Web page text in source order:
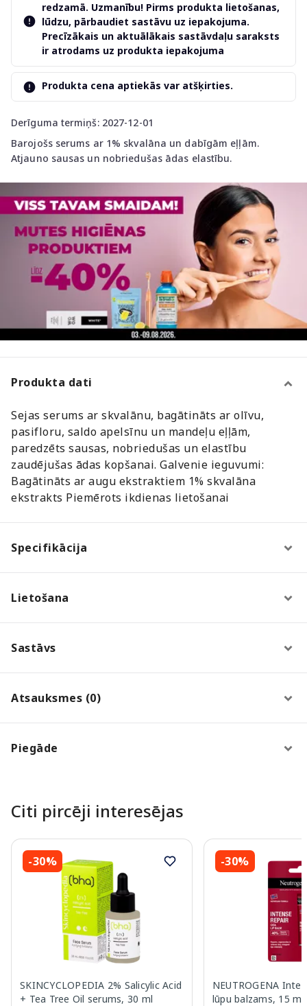
Derīguma termiņš: 2027-12-01
Barojošs serums ar 1% skvalāna un dabīgām eļļām.
Atjauno sausas un nobriedušas ādas elastību.
redzamā. Uzmanību! Pirms produkta lietošanas,
lūdzu, pārbaudiet sastāvu uz iepakojuma.
Precīzākais un aktuālākais sastāvdaļu saraksts
ir atrodams uz produkta iepakojuma
Produkta cena aptiekās var atšķirties.
Produkta dati
Sejas serums ar skvalānu, bagātināts ar olīvu,
pasifloru, saldo apelsīnu un mandeļu eļļām,
paredzēts sausas, nobriedušas un elastību
zaudējušas ādas kopšanai. Galvenie ieguvumi:
Bagātināts ar augu ekstraktiem 1% skvalāna
ekstrakts Piemērots ikdienas lietošanai
Specifikācija
Lietošana
Sastāvs
Atsauksmes (0)
Piegāde
Citi pircēji interesējas
-30%
SKINCYCLOPEDIA 2% Salicylic Acid
+ Tea Tree Oil serums, 30 ml
-30%
NEUTROGENA
lūpu balzams, 15 ml